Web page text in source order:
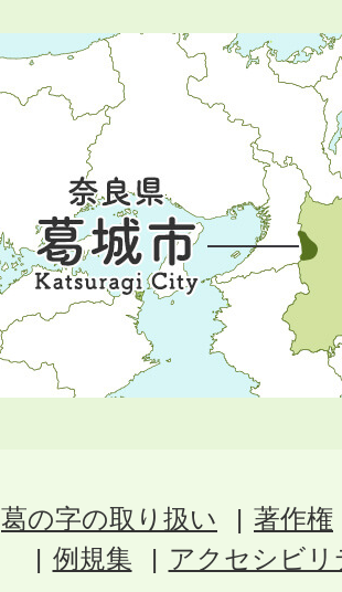
葛の字の取り扱い
著作権
例規集
アクセシビ